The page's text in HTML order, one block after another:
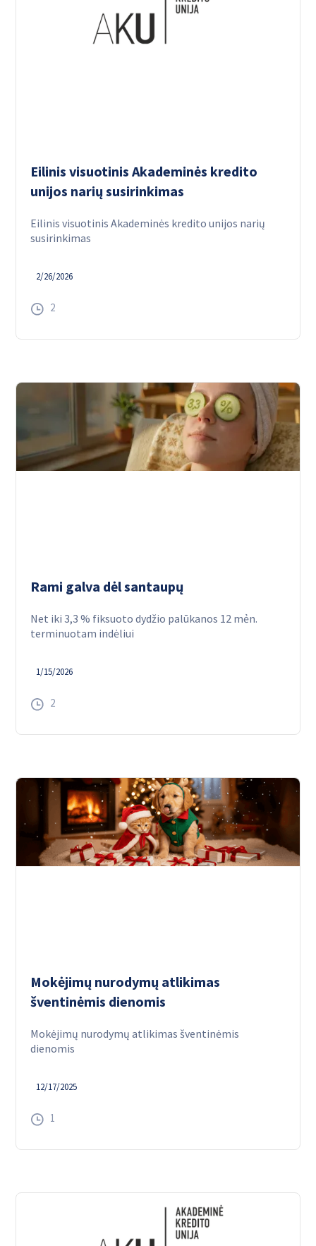
Eilinis visuotinis Akademinės kredito
unijos narių susirinkimas
Eilinis visuotinis Akademinės kredito unijos narių
susirinkimas
2/26/2026
2
Rami galva dėl santaupų
Net iki 3,3 % fiksuoto dydžio palūkanos 12 mẻn.
terminuotam indėliui
1/15/2026
2
Mokėjimų nurodymų atlikimas
šventinėmis dienomis
Mokėjimų nurodymų atlikimas šventinėmis
dienomis
12/17/2025
1